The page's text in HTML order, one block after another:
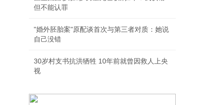
但不能认罪
"婚外胚胎案"原配谈首次与第三者对质：她说
自己没错
30岁村支书抗洪牺牲 10年前就曾因救人上央
视